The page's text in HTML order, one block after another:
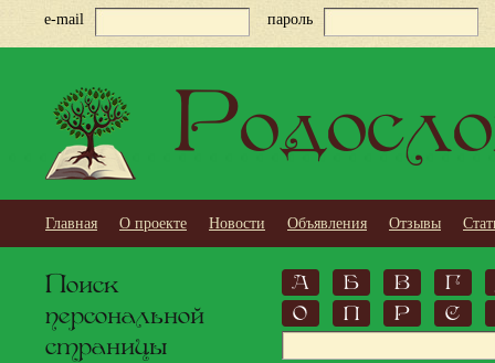
e-mail пароль
Главная О проекте Новости Объявления Отзывы
Поиск
персональной
страницы
А Б В
Г
О
П Р С